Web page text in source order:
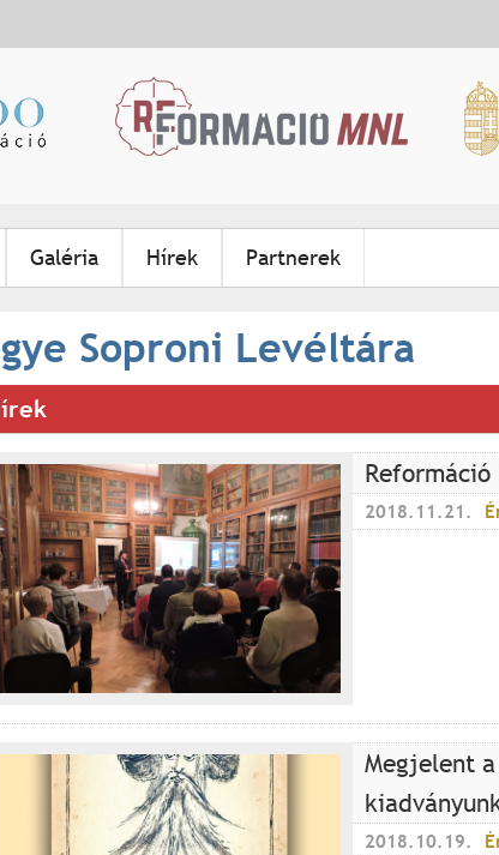
Galéria Hírek Partnerek
Soproni Levéltára
2018.11.21.
Megjelent
2018.10.19.